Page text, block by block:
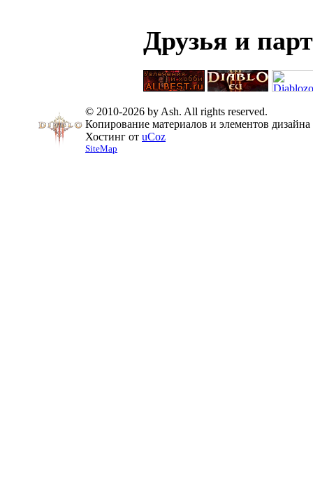
Друзья и
© 2010-2026 by Ash. All rights reserved.
Копирование материалов и элементов
Хостинг от uCoz
SiteMap